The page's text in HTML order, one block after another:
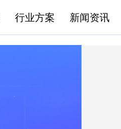
行业方案 新闻资讯